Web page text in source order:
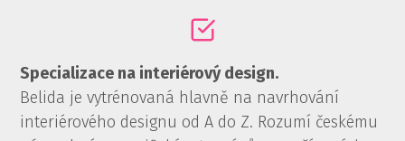
Specializace na interiérový design.
Belida je vytrénovaná hlavně na navrhování
interiérového designu od A do Z. Rozumí českému